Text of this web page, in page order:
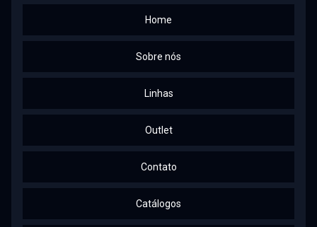
Home
Sobre nós
Linhas
Outlet
Contato
Catálogos